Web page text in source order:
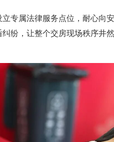
专属法律服务点位，耐心向
纷，让整个交房现场秩序井